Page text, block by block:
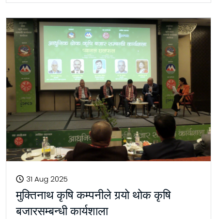
31 Aug 2025
मुक्तिनाथ कृषि कम्पनीले गर्‍यो थोक कृषि
बजारसम्बन्धी कार्यशाला